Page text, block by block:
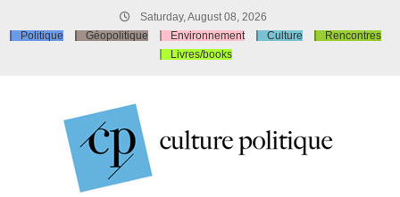
Saturday, August 08, 2026
Politique
Géopolitique Environnement Culture
Rencontres
Livres/books